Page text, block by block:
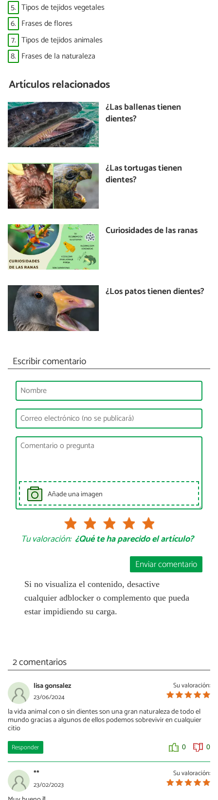
5. Tipos de tejidos vegetales
6. Frases de flores
7. Tipos de tejidos animales
8. Frases de la naturaleza
Artículos relacionados
¿Las ballenas tienen
dientes?
¿Las tortugas tienen
dientes?
Curiosidades de las ranas
¿Los patos tienen dientes?
Escribir comentario
Añade una imagen
Tu valoración: ¿Qué te ha parecido el artículo?
Enviar comentario
Si no visualiza el contenido, desactive
cualquier adblocker o complemento que pueda
estar impidiendo su carga.
2 comentarios
Su valoración:
lisa gonsalez
23/06/2024
la vida animal con o sin dientes son una gran naturaleza de todo el
mundo gracias a algunos de ellos podemos sobrevivir en cualquier
citio
Responder 0 0
Su valoración:
**
23/02/2023